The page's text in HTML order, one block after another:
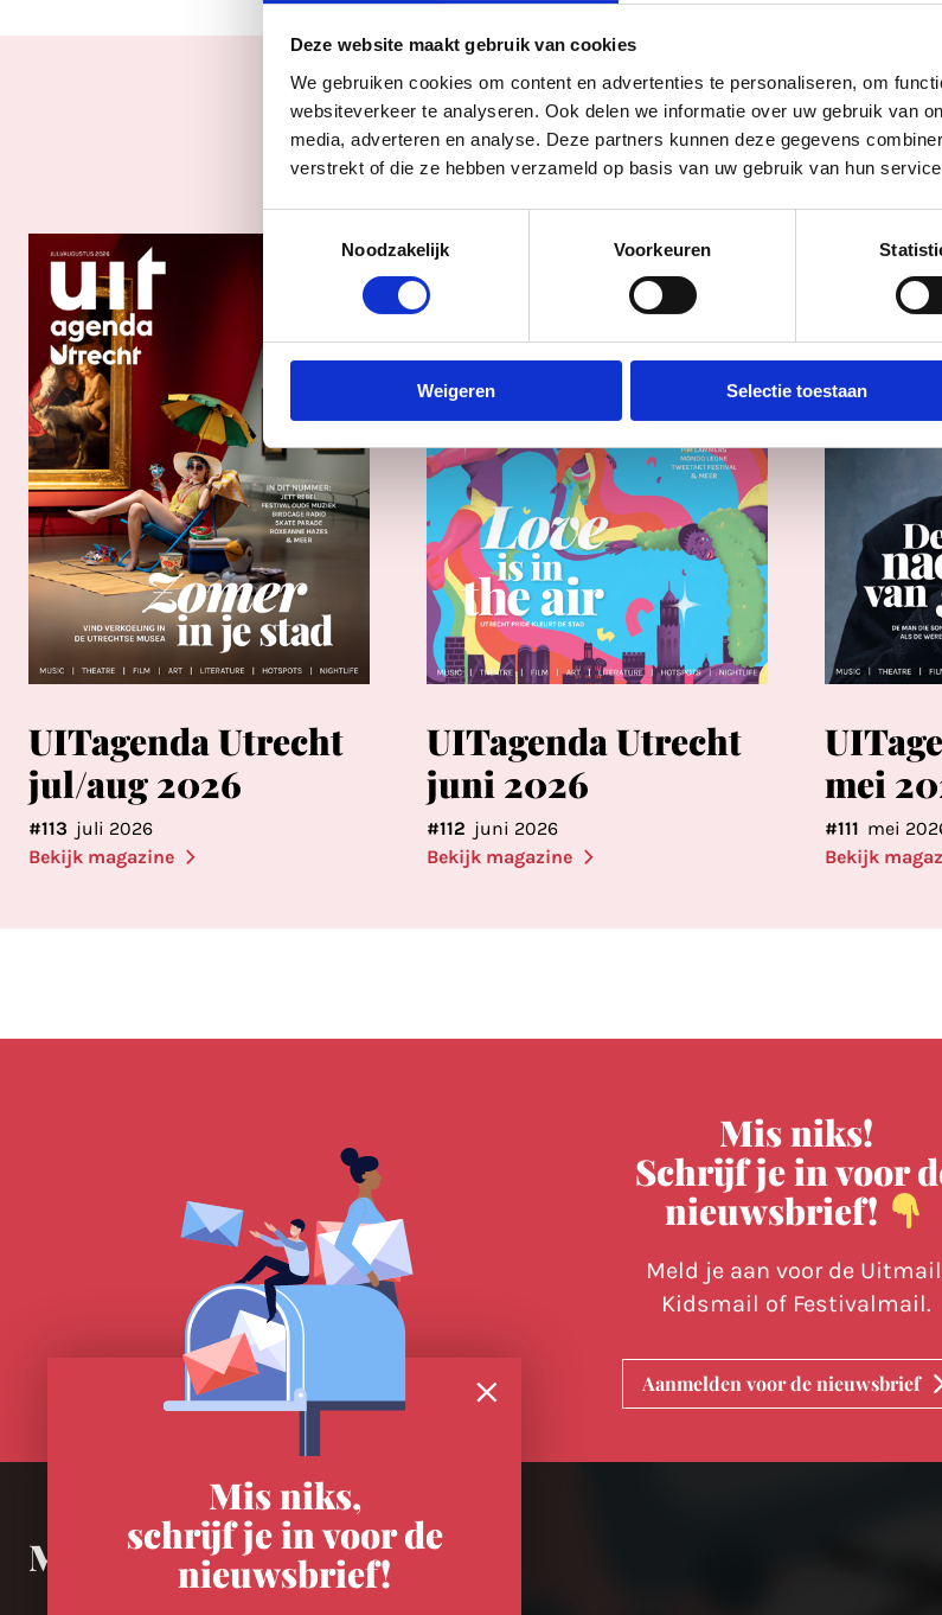
Deze website maakt gebruik van cookies
We gebruiken cookies om content en advertenties te personaliseren, om
websiteverkeer te analyseren. Ook delen we informatie over uw gebruik van
media, adverteren en analyse. Deze partners kunnen deze gegevens
verstrekt of die ze hebben verzameld op basis van uw gebruik van hun
Noodzakelijk
Voorkeuren
Weigeren Selectie toestaan
Vorige
UITagenda Utrecht
jul/aug 2026
#113 juli 2026
Bekijk magazine
UITagenda Utrecht
juni 2026
#112 juni 2026
Bekijk magazine
mei
#111 mei
Bekijk
Mis niks!
Schrijf je in voor
nieuwsbrief!
Meld je aan voor de
Kidsmail of Festivalmail.
Aanmelden voor de nieuwsbrief
Meer in Utrecht
Mis niks,
schrijf je in voor de
nieuwsbrief!